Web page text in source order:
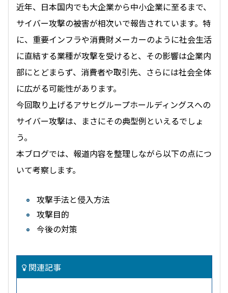
近年、日本国内でも大企業から中小企業に至るまで、
サイバー攻撃の被害が相次いで報告されています。特
に、重要インフラや消費財メーカーのように社会生活
に直結する業種が攻撃を受けると、その影響は企業内
部にとどまらず、消費者や取引先、さらには社会全体
に広がる可能性があります。
今回取り上げるアサヒグループホールディングスへの
サイバー攻撃は、まさにその典型例といえるでしょ
う。
本ブログでは、報道内容を整理しながら以下の点につ
いて考察します。
攻撃手法と侵入方法
攻撃目的
今後の対策
関連記事